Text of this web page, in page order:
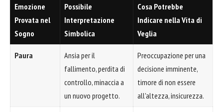
Emozione
Provata nel
Sogno
Possibile
Interpretazione
Simbolica
Cosa Potrebbe
Indicare nella Vita di
Veglia
Paura
Ansia per il
fallimento, perdita di
controllo, minaccia a
un nuovo progetto.
Preoccupazione per una
decisione imminente,
timore di non essere
all'altezza, insicurezza.